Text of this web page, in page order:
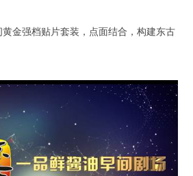
金强档贴片套装，点面结合，构建东古